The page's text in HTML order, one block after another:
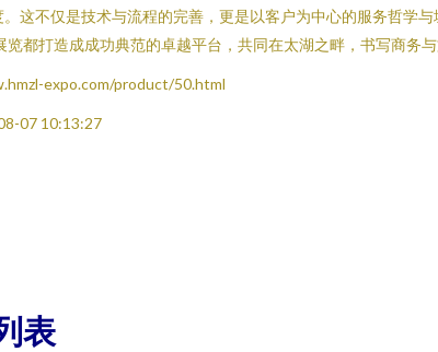
这不仅是技术与流程的完善，更是以客户为中心的服务哲学
都打造成成功典范的卓越平台，共同在太湖之畔，书写商务与
expo.com/product/50.html
07 10:13:27
表